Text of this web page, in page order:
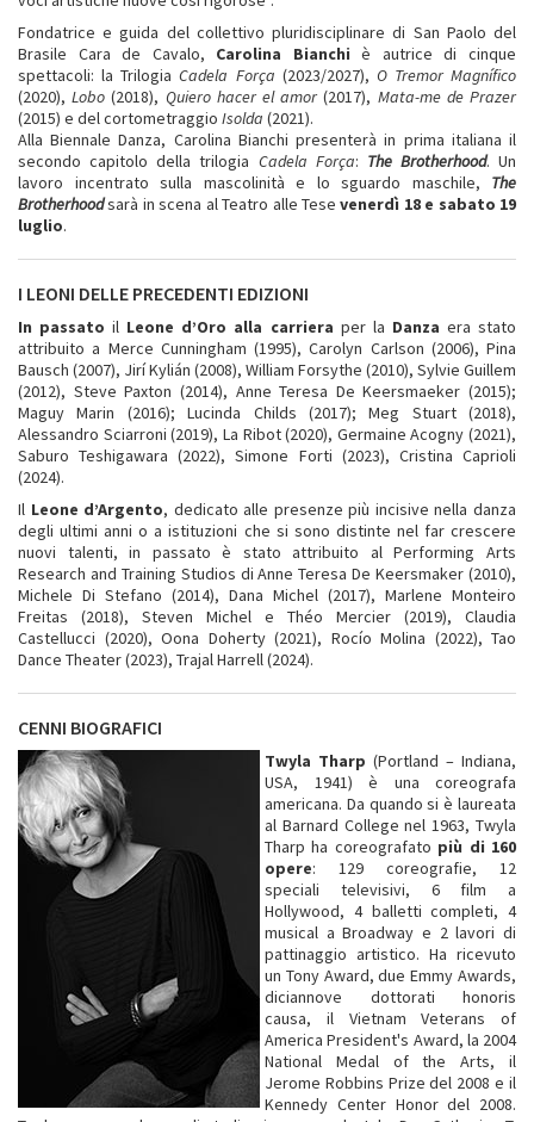
Fondatrice e guida del collettivo pluridisciplinare di San Paolo del
Brasile Cara de Cavalo, Carolina Bianchi è autrice di cinque
spettacoli: la Trilogia Cadela Força (2023/2027), O Tremor Magnífico
(2020),Lobo (2018), Quiero hacer el amor(2017), Mata-me de Prazer
(2015) e del cortometraggio Isolda (2021).
Alla Biennale Danza, Carolina Bianchi presenterà in prima italiana il
secondo capitolo della trilogia Cadela Força: The Brotherhood. Un
lavoro incentrato sulla mascolinità e lo sguardo maschile, The
Brotherhoodsarà in scena al Teatro alle Tesevenerdì 18 e sabato 19
luglio.
I LEONI DELLE PRECEDENTI EDIZIONI
In passato il Leone d’Oro alla carriera per la Danza era stato
attribuito a Merce Cunningham (1995), Carolyn Carlson (2006), Pina
Bausch (2007), Jirí Kylián (2008), William Forsythe (2010), Sylvie Guillem
(2012), Steve Paxton (2014), Anne Teresa De Keersmaeker (2015);
Maguy Marin (2016); Lucinda Childs (2017); Meg Stuart (2018),
Alessandro Sciarroni (2019), La Ribot (2020), Germaine Acogny (2021),
Saburo Teshigawara (2022), Simone Forti (2023), Cristina Caprioli
(2024).
Il Leone d’Argento, dedicato alle presenze più incisive nella danza
degli ultimi anni o a istituzioni che si sono distinte nel far crescere
nuovi talenti, in passato è stato attribuito al Performing Arts
Research and Training Studios di Anne Teresa De Keersmaker (2010),
Michele Di Stefano (2014), Dana Michel (2017), Marlene Monteiro
Freitas (2018), Steven Michel e Théo Mercier (2019), Claudia
Castellucci (2020), Oona Doherty (2021), Rocío Molina (2022), Tao
Dance Theater (2023), Trajal Harrell (2024).
CENNI BIOGRAFICI
Twyla Tharp (Portland – Indiana,
USA, 1941) è una coreografa
americana. Da quando si è laureata
al Barnard College nel 1963, Twyla
Tharp ha coreografato più di 160
opere: 129 coreografie, 12
speciali televisivi, 6 film a
Hollywood, 4 balletti completi, 4
musical a Broadway e 2 lavori di
pattinaggio artistico. Ha ricevuto
un Tony Award, due Emmy Awards,
diciannove dottorati honoris
causa, il Vietnam Veterans of
America President's Award, la 2004
National Medal of the Arts, il
Jerome Robbins Prize del 2008 e il
Kennedy Center Honor del 2008.